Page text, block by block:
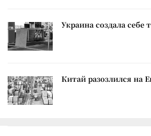
Украина создала себе
Китай разозлился на